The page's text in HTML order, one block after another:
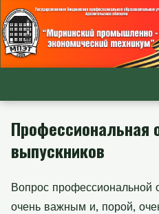
Профессиональная
выпускников
Вопрос профессиональной
очень важным и, порой,